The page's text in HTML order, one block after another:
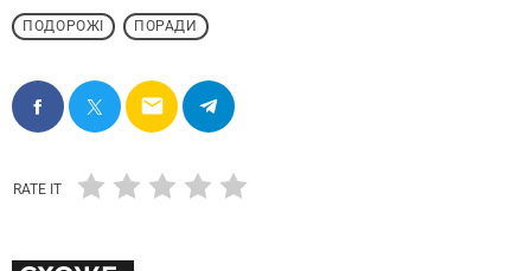
ПОДОРОЖІ ПОРАДИ
email
RATE IT